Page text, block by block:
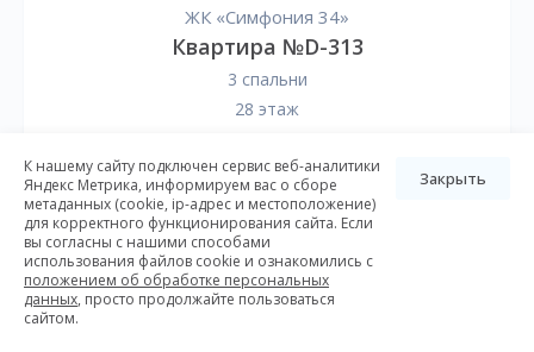
ЖК «Симфония 34»
Квартира №D-313
3 спальни
28 этаж
84 м
60 648 000
Подробнее
К нашему сайту подключен сервис веб-аналитики
Яндекс Метрика, информируем вас о сборе
метаданных (cookie, ip-адрес и местоположение)
для корректного функционирования сайта. Если
вы согласны с нашими способами
использования файлов cookie и ознакомились с
положением об обработке персональных
данных, просто продолжайте пользоваться
сайтом.
Закрыть